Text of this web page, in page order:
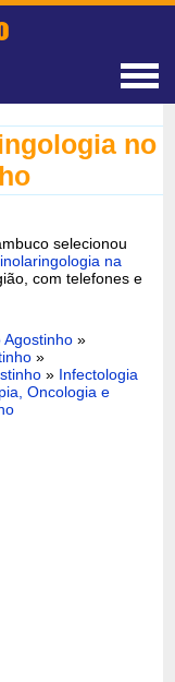
no
selecionou
na
com telefones e
Agostinho »
»
» Infectologia
Oncologia e